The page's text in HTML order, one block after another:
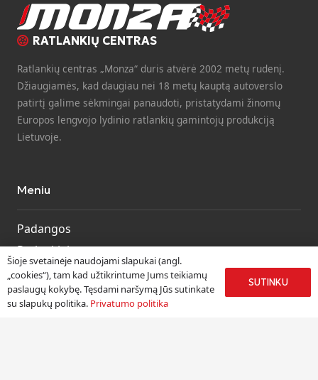
RATLANKIŲ CENTRAS
Ratlankių centras „Monza“ duris atvėrė 2002 metų rudenį.
Džiaugiamės, kad daugiau nei 18 metų kauptą autoverslo
patirtį galime sėkmingai panaudoti, pristatydami žinomų
Europos lengvojo lydinio ratlankių gamintojų produkciją
Lietuvoje.
Meniu
Padangos
Ratlankiai
Kitos prekės
Paslaugos
Šioje svetainėje naudojami slapukai (angl.
„cookies“), tam kad užtikrintume Jums teikiamų
paslaugų kokybę. Tęsdami naršymą Jūs sutinkate
su slapukų politika. Privatumo politika
SUTINKU